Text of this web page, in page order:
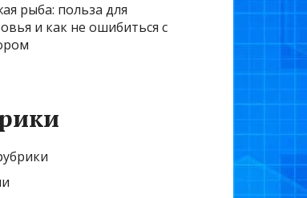
рыба: польза для
и как не ошибиться с